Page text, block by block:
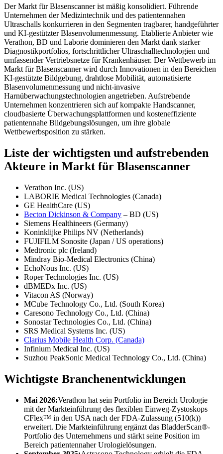
Der Markt für Blasenscanner ist mäßig konsolidiert. Führende
Unternehmen der Medizintechnik und des patientennahen
Ultraschalls konkurrieren in den Segmenten tragbarer, handgeführter
und KI-gestützter Blasenvolumenmessung. Etablierte Anbieter wie
Verathon, BD und Laborie dominieren den Markt dank starker
Diagnostikportfolios, fortschrittlicher Ultraschalltechnologien und
umfassender Vertriebsnetze für Krankenhäuser. Der Wettbewerb im
Markt für Blasenscanner wird durch Innovationen in den Bereichen
KI-gestützte Bildgebung, drahtlose Mobilität, automatisierte
Blasenvolumenmessung und nicht-invasive
Harnüberwachungstechnologien angetrieben. Aufstrebende
Unternehmen konzentrieren sich auf kompakte Handscanner,
cloudbasierte Überwachungsplattformen und kosteneffiziente
patientennahe Bildgebungslösungen, um ihre globale
Wettbewerbsposition zu stärken.
Liste der wichtigsten und aufstrebenden
Akteure in Markt für Blasenscanner
Verathon Inc. (US)
LABORIE Medical Technologies (Canada)
GE HealthCare (US)
Becton Dickinson & Company – BD (US)
Siemens Healthineers (Germany)
Koninklijke Philips NV (Netherlands)
FUJIFILM Sonosite (Japan / US operations)
Medtronic plc (Ireland)
Mindray Bio-Medical Electronics (China)
EchoNous Inc. (US)
Roper Technologies Inc. (US)
dBMEDx Inc. (US)
Vitacon AS (Norway)
MCube Technology Co., Ltd. (South Korea)
Caresono Technology Co., Ltd. (China)
Sonostar Technologies Co., Ltd. (China)
SRS Medical Systems Inc. (US)
Clarius Mobile Health Corp. (Canada)
Infinium Medical Inc. (US)
Suzhou PeakSonic Medical Technology Co., Ltd. (China)
Wichtigste Branchenentwicklungen
Mai 2026:Verathon hat sein Portfolio im Bereich Urologie
mit der Markteinführung des flexiblen Einweg-Zystoskops
CFlex™ in den USA nach der FDA-Zulassung (510(k))
erweitert. Die Markteinführung ergänzt das BladderScan®-
Portfolio des Unternehmens und stärkt seine Position im
Bereich patientennaher Urologielösungen.